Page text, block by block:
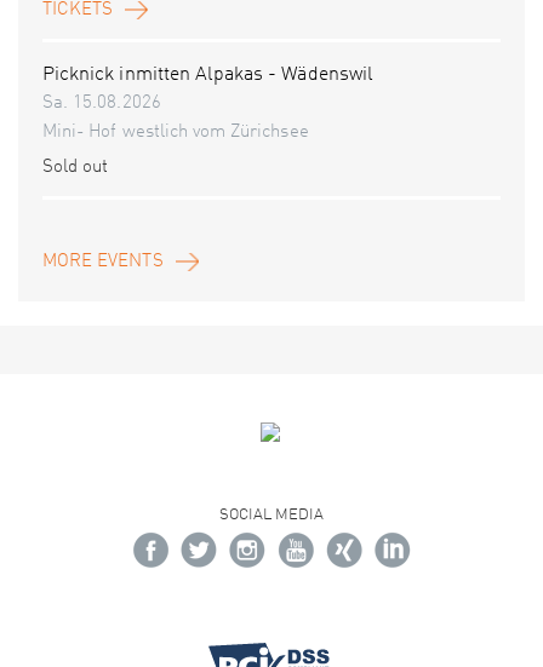
TICKETS
Picknick inmitten Alpakas - Wädenswil
Sa. 15.08.2026
Mini- Hof westlich vom Zürichsee
Sold out
MORE EVENTS
SOCIAL MEDIA